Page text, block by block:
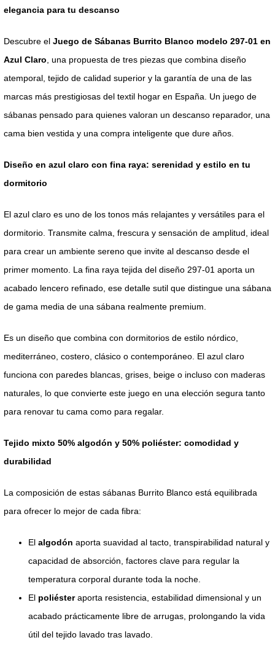
elegancia para tu descanso
Descubre el Juego de Sábanas Burrito Blanco modelo 297-01 en
Azul Claro , una propuesta de tres piezas que combina diseño
atemporal, tejido de calidad superior y la garantía de una de las
marcas más prestigiosas del textil hogar en España. Un juego de
sábanas pensado para quienes valoran un descanso reparador, una
cama bien vestida y una compra inteligente que dure años.
Diseño en azul claro con fina raya: serenidad y estilo en tu
dormitorio
El azul claro es uno de los tonos más relajantes y versátiles para el
dormitorio. Transmite calma, frescura y sensación de amplitud, ideal
para crear un ambiente sereno que invite al descanso desde el
primer momento. La fina raya tejida del diseño 297-01 aporta un
acabado lencero refinado, ese detalle sutil que distingue una sábana
de gama media de una sábana realmente premium.
Es un diseño que combina con dormitorios de estilo nórdico,
mediterráneo, costero, clásico o contemporáneo. El azul claro
funciona con paredes blancas, grises, beige o incluso con maderas
naturales, lo que convierte este juego en una elección segura tanto
para renovar tu cama como para regalar.
Tejido mixto 50% algodón y 50% poliéster: comodidad y
durabilidad
La composición de estas sábanas Burrito Blanco está equilibrada
para ofrecer lo mejor de cada fibra:
El algodón aporta suavidad al tacto, transpirabilidad natural y
capacidad de absorción, factores clave para regular la
temperatura corporal durante toda la noche.
El poliésteraporta resistencia, estabilidad dimensional y un
acabado prácticamente libre de arrugas, prolongando la vida
útil del tejido lavado tras lavado.